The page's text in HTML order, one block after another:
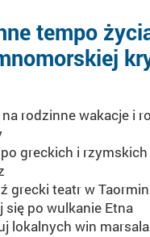
tempo
na rodzinne wakacje i
greckich i
grecki teatr w
się po wulkanie Etna
lokalnych win